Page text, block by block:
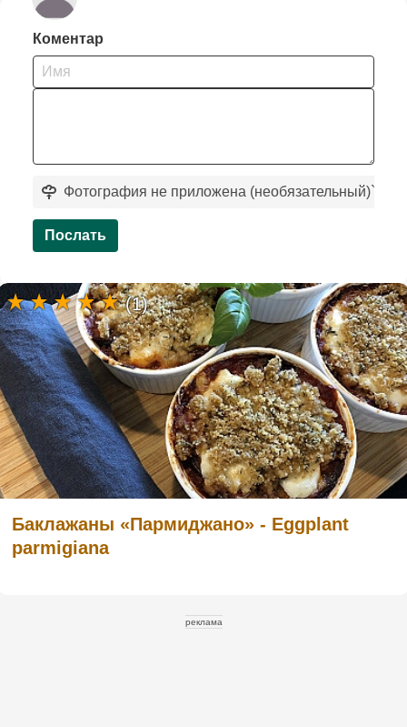
Коментар
Фотография не приложена (необязательный)`
Послать
Баклажаны «Пармиджано» - Eggplant
parmigiana
(1)
реклама